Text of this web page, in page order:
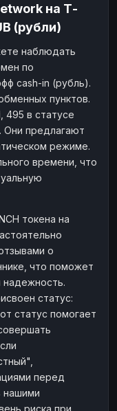
USD
на Т-
(рубли)
наблюдать
по
cash-in (рубль).
пунктов.
в статусе
Они предлагают
режиме.
времени, что
токена на
о
что поможет
надежность.
статус:
статус помогает
перед
нашими
риска при